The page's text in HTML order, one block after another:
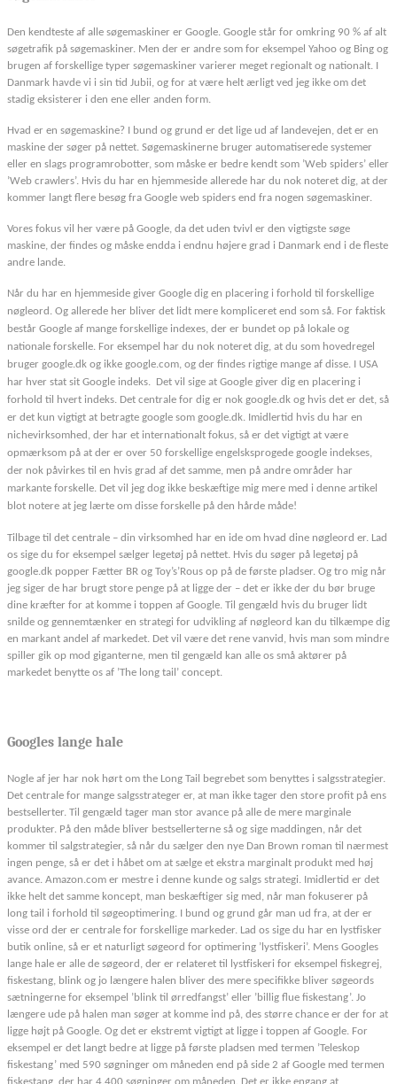
Den kendteste af alle søgemaskiner er Google. Google står for omkring 90 % af alt
søgetrafik på søgemaskiner. Men der er andre som for eksempel Yahoo og Bing og
brugen af forskellige typer søgemaskiner varierer meget regionalt og nationalt. I
Danmark havde vi i sin tid Jubii, og for at være helt ærligt ved jeg ikke om det
stadig eksisterer i den ene eller anden form.
Hvad er en søgemaskine? I bund og grund er det lige ud af landevejen, det er en
maskine der søger på nettet. Søgemaskinerne bruger automatiserede systemer
eller en slags programrobotter, som måske er bedre kendt som ’Web spiders’ eller
’Web crawlers’. Hvis du har en hjemmeside allerede har du nok noteret dig, at der
kommer langt flere besøg fra Google web spiders end fra nogen søgemaskiner.
Vores fokus vil her være på Google, da det uden tvivl er den vigtigste søge
maskine, der findes og måske endda i endnu højere grad i Danmark end i de fleste
andre lande.
Når du har en hjemmeside giver Google dig en placering i forhold til forskellige
nøgleord. Og allerede her bliver det lidt mere kompliceret end som så. For faktisk
består Google af mange forskellige indexes, der er bundet op på lokale og
nationale forskelle. For eksempel har du nok noteret dig, at du som hovedregel
bruger google.dk og ikke google.com, og der findes rigtige mange af disse. I USA
har hver stat sit Google indeks. Det vil sige at Google giver dig en placering i
forhold til hvert indeks. Det centrale for dig er nok google.dk og hvis det er det, så
er det kun vigtigt at betragte google som google.dk. Imidlertid hvis du har en
nichevirksomhed, der har et internationalt fokus, så er det vigtigt at være
opmærksom på at der er over 50 forskellige engelsksprogede google indekses,
der nok påvirkes til en hvis grad af det samme, men på andre områder har
markante forskelle. Det vil jeg dog ikke beskæftige mig mere med i denne artikel
blot notere at jeg lærte om disse forskelle på den hårde måde!
Tilbage til det centrale – din virksomhed har en ide om hvad dine nøgleord er. Lad
os sige du for eksempel sælger legetøj på nettet. Hvis du søger på legetøj på
google.dk popper Fætter BR og Toy’s’Rous op på de første pladser. Og tro mig når
jeg siger de har brugt store penge på at ligge der – det er ikke der du bør bruge
dine kræfter for at komme i toppen af Google. Til gengæld hvis du bruger lidt
snilde og gennemtænker en strategi for udvikling af nøgleord kan du tilkæmpe dig
en markant andel af markedet. Det vil være det rene vanvid, hvis man som mindre
spiller gik op mod giganterne, men til gengæld kan alle os små aktører på
markedet benytte os af ’The long tail’ concept.
Googles lange hale
Nogle af jer har nok hørt om the Long Tail begrebet som benyttes i salgsstrategier.
Det centrale for mange salgsstrateger er, at man ikke tager den store profit på ens
bestsellerter. Til gengæld tager man stor avance på alle de mere marginale
produkter. På den måde bliver bestsellerterne så og sige maddingen, når det
kommer til salgstrategier, så når du sælger den nye Dan Brown roman til nærmest
ingen penge, så er det i håbet om at sælge et ekstra marginalt produkt med høj
avance. Amazon.com er mestre i denne kunde og salgs strategi. Imidlertid er det
ikke helt det samme koncept, man beskæftiger sig med, når man fokuserer på
long tail i forhold til søgeoptimering. I bund og grund går man ud fra, at der er
visse ord der er centrale for forskellige markeder. Lad os sige du har en lystfisker
butik online, så er et naturligt søgeord for optimering ’lystfiskeri’. Mens Googles
lange hale er alle de søgeord, der er relateret til lystfiskeri for eksempel fiskegrej,
fiskestang, blink og jo længere halen bliver des mere specifikke bliver søgeords
sætningerne for eksempel ’blink til ørredfangst’ eller ’billig flue fiskestang’. Jo
længere ude på halen man søger at komme ind på, des større chance er der for at
ligge højt på Google. Og det er ekstremt vigtigt at ligge i toppen af Google. For
eksempel er det langt bedre at ligge på første pladsen med termen ’Teleskop
fiskestang’ med 590 søgninger om måneden end på side 2 af Google med termen
fiskestang, der har 4.400 søgninger om måneden. Det er ikke engang at